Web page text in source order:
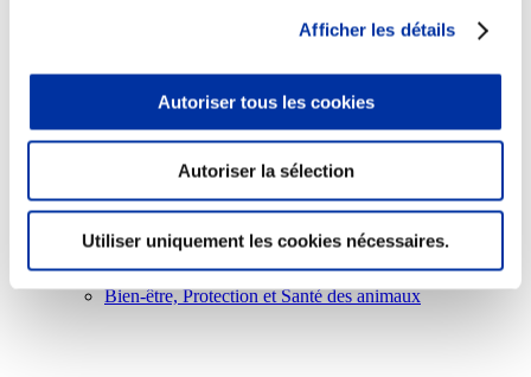
Afficher les détails
Autoriser tous les cookies
Autoriser la sélection
Utiliser uniquement les cookies nécessaires.
Viande et climat
Autonomie des élevages
Qualité air, eau, sols
Economie de ressources
Evaluation environnementale
Bien-être, Protection et Santé des animaux